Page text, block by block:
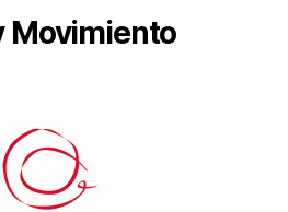
Movimiento